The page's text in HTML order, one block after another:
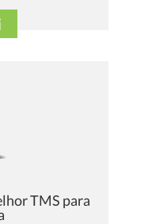
TMS para